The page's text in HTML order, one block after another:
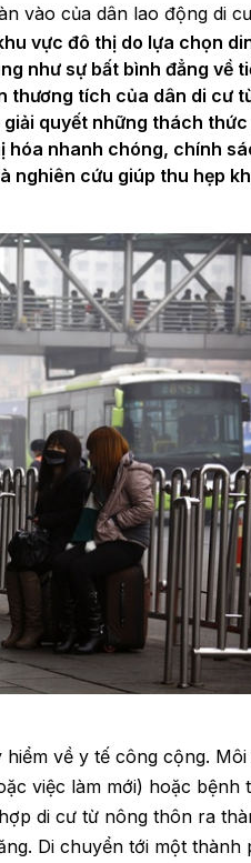
vào của dân lao động di
vực đô thị do lựa chọn
như sự bất bình đẳng về
thương tích của dân di cư
quyết những thách
nhanh chóng, chính
nghiên cứu giúp thu hẹp
về y tế công cộng.
việc làm mới) hoặc bệnh
di cư từ nông thôn ra
Di chuyển tới một